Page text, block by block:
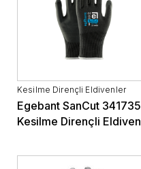
Kesilme Dirençli Eldivenler
Egebant SanCut 341735
Kesilme Dirençli Eldiven